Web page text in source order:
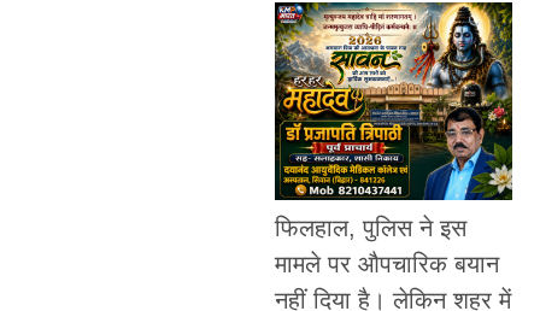
फिलहाल, पुलिस ने इस
मामले पर औपचारिक बयान
नहीं दिया है। लेकिन शहर में